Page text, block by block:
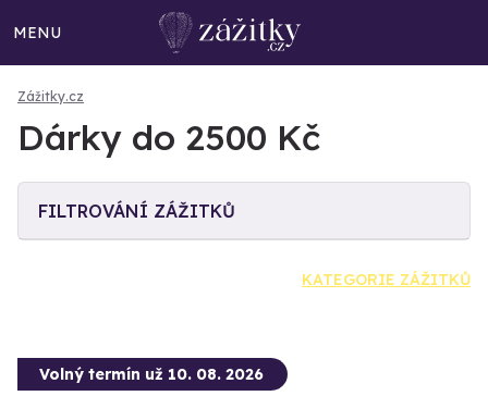
MENU
Zážitky.cz
Dárky do 2500 Kč
FILTROVÁNÍ ZÁŽITKŮ
KATEGORIE ZÁŽITKŮ
Volný termín už 10. 08. 2026